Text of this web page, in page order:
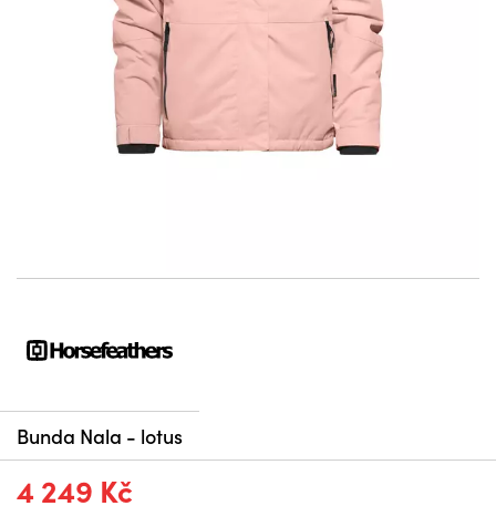
Bunda Nala - lotus
4 249 Kč